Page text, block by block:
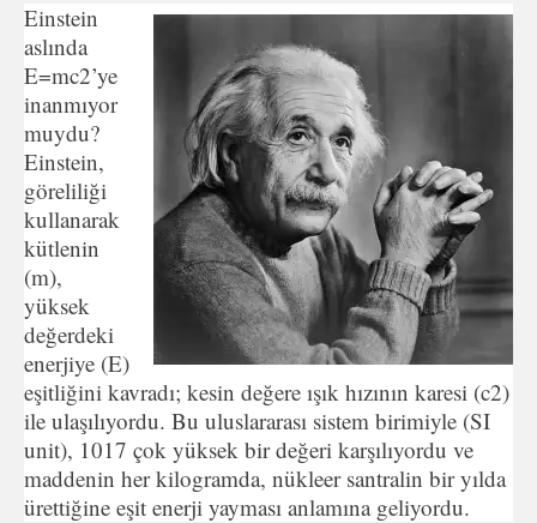
Einstein
aslında
E=mc2’ye
inanmıyor
muydu?
Einstein,
göreliliği
kullanarak
kütlenin
(m),
yüksek
değerdeki
enerjiye (E)
eşitliğini kavradı; kesin değere ışık hızının karesi (c2)
ile ulaşılıyordu. Bu uluslararası sistem birimiyle (SI
unit), 1017 çok yüksek bir değeri karşılıyordu ve
maddenin her kilogramda, nükleer santralin bir yılda
ürettiğine eşit enerji yayması anlamına geliyordu.